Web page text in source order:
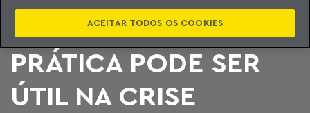
DISCUTIDO NO STJ;
PRÁTICA PODE SER
ÚTIL NA CRISE
ACEITAR TODOS OS COOKIES